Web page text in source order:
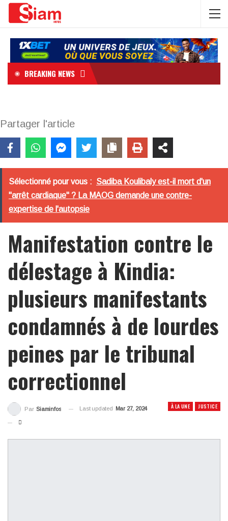
BREAKING NEWS
Partager l'article
Sélectionné pour vous : Sadiba Koulibaly est-il mort d'un
"arrêt cardiaque" ? La MAOG demande une contre-
expertise de l'autopsie
Manifestation contre le
délestage à Kindia:
plusieurs manifestants
condamnés à de lourdes
peines par le tribunal
correctionnel
À LA UNE JUSTICE
Par Siaminfos Last updated Mar 27, 2024